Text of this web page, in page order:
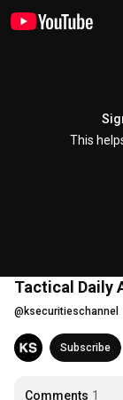
This
Tactical Daily
@ ksecuritieschannel
Subscribe
Comments 1